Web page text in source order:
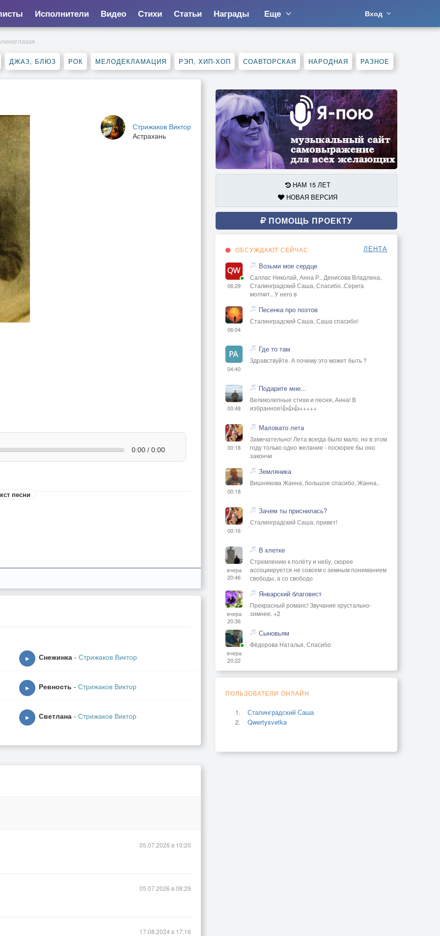
Исполнители Видео Стихи Статьи Награды Еще Вход
ДЖАЗ, БЛЮЗ РОК МЕЛОДЕКЛАМАЦИЯ РЭП, ХИП-ХОП СОАВТОРСКАЯ НАРОДНАЯ РАЗНОЕ
Стрижаков Виктор
Астрахань
0:00 / 0:00
песни
▶ Снежинка - Стрижаков Виктор
▶ Ревность - Стрижаков Виктор
▶ Светлана - Стрижаков Виктор
05.07.2026 в 10:20
05.07.2026 в 08:29
17.08.2024 в 17:16
НАМ 15 ЛЕТ
НОВАЯ ВЕРСИЯ
ПОМОЩЬ ПРОЕКТУ
ОБСУЖДАЮТ СЕЙЧАС ЛЕНТА
06:29
Возьми мое сердце
Саллас Николай, Анна Р., Денисова Владлена,
Сталинградский Саша, Спасибо..Серега
молчит.. У него в
06:04
Песенка про поэтов
Сталинградский Саша, Саша спасибо!
04:40
Где то там
Здравствуйте. А почему это может быть ?
00:48
Подарите мне...
Великолепные стихи и песня, Анна! В
избранное!👍👍👍+++++
00:18
Маловато лета
Замечательно! Лета всегда было мало, но в этом
году только одно желание - поскорее бы оно
закончи
00:18
Земляника
Вишнякова Жанна, большое спасибо, Жанна..
00:16
Зачем ты приснилась?
Сталинградский Саша, привет!
вчера
20:46
В клетке
Стремлению к полёту и небу, скорее
ассоциируется не совсем с земным пониманием
свободы, а со свободо
вчера
20:36
Январский благовест
Прекрасный романс! Звучание хрустально-
зимнее. +2
вчера
20:22
Сыновьям
Фёдорова Наталья, Спасибо
ПОЛЬЗОВАТЕЛИ ОНЛАЙН
Сталинградский Саша
Qwertysvetka